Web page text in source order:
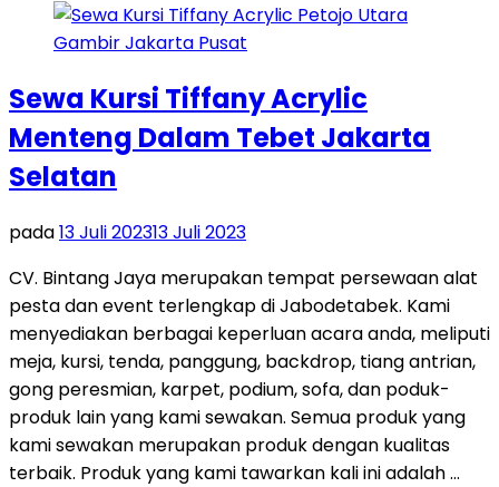
Sewa Kursi Tiffany Acrylic
Menteng Dalam Tebet Jakarta
Selatan
pada13 Juli 202313 Juli 2023
CV. Bintang Jaya merupakan tempat persewaan alat
pesta dan event terlengkap di Jabodetabek. Kami
menyediakan berbagai keperluan acara anda, meliputi
meja, kursi, tenda, panggung, backdrop, tiang antrian,
gong peresmian, karpet, podium, sofa, dan poduk-
produk lain yang kami sewakan. Semua produk yang
kami sewakan merupakan produk dengan kualitas
terbaik. Produk yang kami tawarkan kali ini adalah …